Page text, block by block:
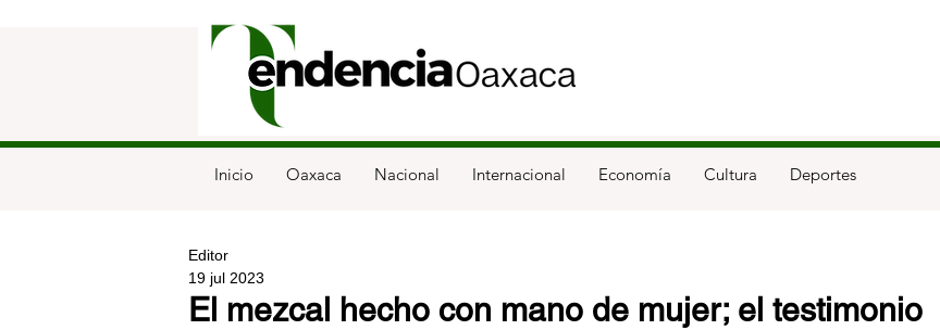
Inicio Oaxaca Nacional Internacional Economía Cultura Deportes
El mezcal hecho con mano de mujer; el testimonio
Editor
19 jul 2023